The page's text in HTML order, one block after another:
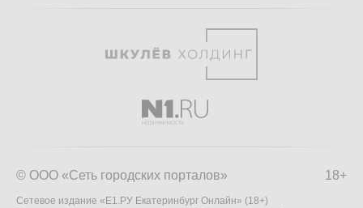
18+
© ООО «Сеть городских порталов»
Сетевое издание «Е1.РУ Екатеринбург Онлайн» (18+)